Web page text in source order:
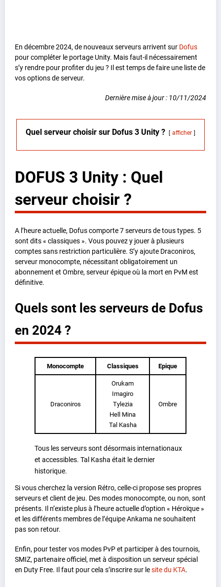
En décembre 2024, de nouveaux serveurs arrivent sur Dofus
pour compléter le portage Unity. Mais faut-il nécessairement
s’y rendre pour profiter du jeu ? Il est temps de faire une liste de
vos options de serveur.
Dernière mise à jour : 10/11/2024
Quel serveur choisir sur Dofus 3 Unity ? afficher
DOFUS 3 Unity : Quel
serveur choisir ?
A l’heure actuelle, Dofus comporte 7 serveurs de tous types. 5
sont dits « classiques ». Vous pouvez y jouer à plusieurs
comptes sans restriction particulière. S’y ajoute Draconiros,
serveur monocompte, nécessitant obligatoirement un
abonnement et Ombre, serveur épique où la mort en PvM est
définitive.
Quels sont les serveurs de Dofus
en 2024 ?
Monocompte Classiques Epique
Draconiros
Orukam
Imagiro
Tylezia
Hell Mina
Tal Kasha
Ombre
Tous les serveurs sont désormais internationaux
et accessibles. Tal Kasha était le dernier
historique.
Si vous cherchez la version Rétro, celle-ci propose ses propres
serveurs et client de jeu. Des modes monocompte, ou non, sont
présents. Il n’existe plus à l’heure actuelle d’option « Héroïque »
et les différents membres de l’équipe Ankama ne souhaitent
pas son retour.
Enfin, pour tester vos modes PvP et participer à des tournois,
SMIZ, partenaire officiel, met à disposition un serveur spécial
en Duty Free. Il faut pour cela s’inscrire sur lesite du KTA.